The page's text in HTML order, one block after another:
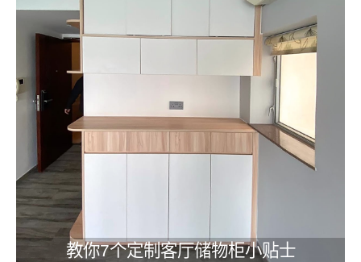
教你7个定制客厅储物柜小贴士